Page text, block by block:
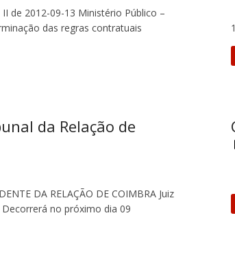
II de 2012-09-13 Ministério Público –
das regras contratuais
da Relação de
DA RELAÇÃO DE COIMBRA Juiz
no próximo dia 09